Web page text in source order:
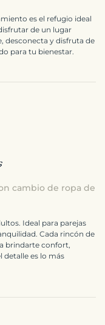
es el refugio ideal
de un lugar
desconecta y disfruta de
para tu bienestar.
cambio de ropa de
Ideal para parejas
Cada rincón de
brindarte confort,
detalle es lo más